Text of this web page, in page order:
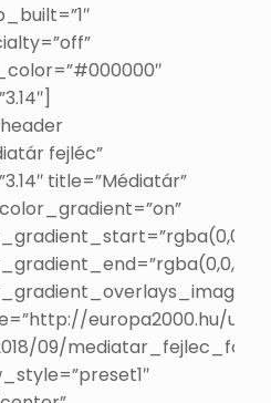
fejléc”
title=”Médiatár”
europa2000.hu/uj/
09/mediatar_fejlec_foto-